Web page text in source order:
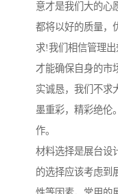
意才是我们大的心
都将以好的质量，
求!我们相信管理出
才能确保自身的市
实诚恳，我们不求
墨重彩，精彩绝伦
作。
材料选择是展台设
的选择应该考虑到